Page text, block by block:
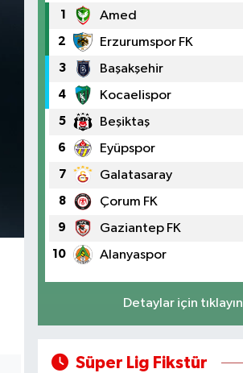
1 Amed
2 Erzurumspor FK
3 Başakşehir
4 Kocaelispor
5 Beşiktaş
6 Eyüpspor
7 Galatasaray
8 Çorum FK
9 Gaziantep FK
10 Alanyaspor
Detaylar için tıklayın
Süper Lig Fikstür